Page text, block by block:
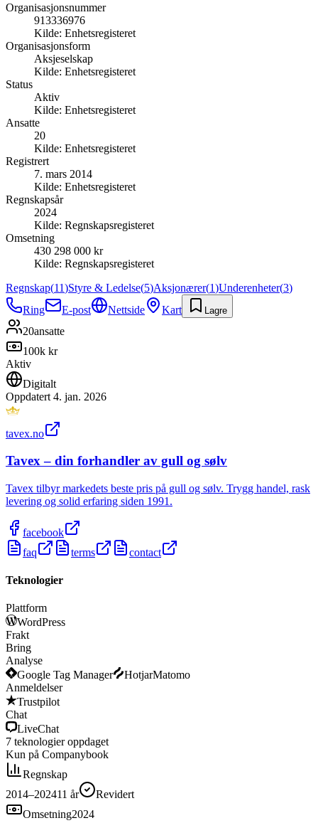
Organisasjonsnummer
913336976
Kilde: Enhetsregisteret
Organisasjonsform
Aksjeselskap
Kilde: Enhetsregisteret
Status
Aktiv
Kilde: Enhetsregisteret
Ansatte
20
Kilde: Enhetsregisteret
Registrert
7. mars 2014
Kilde: Enhetsregisteret
Regnskapsår
2024
Kilde: Regnskapsregisteret
Omsetning
430 298 000 kr
Kilde: Regnskapsregisteret
Regnskap(11)Styre & Ledelse(5)Aksjonærer(1)Underenheter(3)
Ring
E-post Nettside Kart Lagre
20ansatte
100k kr
Aktiv
Digitalt
Oppdatert 4. jan. 2026
tavex.no
Tavex – din forhandler av gull og sølv
Tavex tilbyr markedets beste pris på gull og sølv. Trygg handel, rask
levering og solid erfaring siden 1991.
facebook
faq
terms contact
Teknologier
Plattform
WordPress
Frakt
Bring
Analyse
Google Tag Manager
HotjarMatomo
Anmeldelser
Trustpilot
Chat
LiveChat
7 teknologier oppdaget
Kun på Companybook
Regnskap
2014–202411 år
Revidert
Omsetning2024